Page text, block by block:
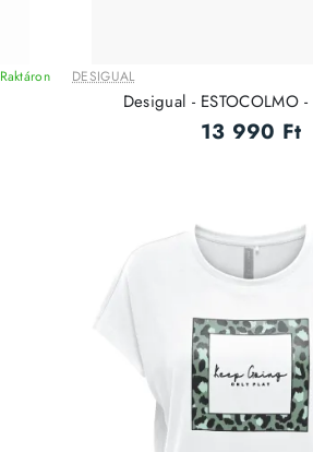
Raktáron DESIGUAL
Desigual - ESTOCOLMO
13 990 Ft